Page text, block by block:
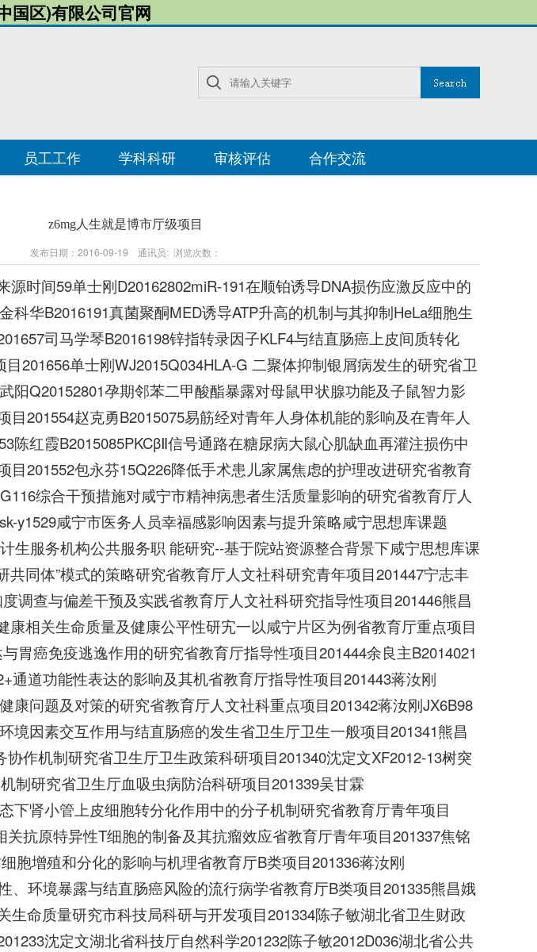
国区)有限公司官网
员工工作 学科科研 审核评估 合作交流
z6mg人生就是博市厅级项目
发布日期：2016-09-19 通讯员: 浏览次数：
源时间59单士刚D20162802miR-191在顺铂诱导DNA损伤应激反应中的
科华B2016191真菌聚酮MED诱导ATP升高的机制与其抑制HeLa细胞生
司马学琴B2016198锌指转录因子KLF4与结直肠癌上皮间质转化
201656单士刚WJ2015Q034HLA-G 二聚体抑制银屑病发生的研究省卫
阳Q20152801孕期邻苯二甲酸酯暴露对母鼠甲状腺功能及子鼠智力影
201554赵克勇B2015075易筋经对青年人身体机能的影响及在青年人
陈红霞B2015085PKCβⅡ信号通路在糖尿病大鼠心肌缺血再灌注损伤中
目201552包永芬15Q226降低手术患儿家属焦虑的护理改进研究省教育
综合干预措施对咸宁市精神病患者生活质量影响的研究省教育厅人
y1529咸宁市医务人员幸福感影响因素与提升策略咸宁思想库课题
生服务机构公共服务职 能研究--基于院站资源整合背景下咸宁思想库课
共同体”模式的策略研究省教育厅人文社科研究青年项目201447宁志丰
调查与偏差干预及实践省教育厅人文社科研究指导性项目201446熊昌
康相关生命质量及健康公平性研宄一以咸宁片区为例省教育厅重点项目
胃癌免疫逃逸作用的研究省教育厅指导性项目201444余良主B2014021
通道功能性表达的影响及其机省教育厅指导性项目201443蒋汝刚
康问题及对策的研究省教育厅人文社科重点项目201342蒋汝刚JX6B98
境因素交互作用与结直肠癌的发生省卫生厅卫生一般项目201341熊昌
作机制研究省卫生厅卫生政策科研项目201340沈定文XF2012-13树突
制研究省卫生厅血吸虫病防治科研项目201339吴甘霖
下肾小管上皮细胞转分化作用中的分子机制研究省教育厅青年项目
关抗原特异性T细胞的制备及其抗瘤效应省教育厅青年项目201337焦铭
胞增殖和分化的影响与机理省教育厅B类项目201336蒋汝刚
、环境暴露与结直肠癌风险的流行病学省教育厅B类项目201335熊昌娥
生命质量研究市科技局科研与开发项目201334陈子敏湖北省卫生财政
沈定文湖北省科技厅自然科学201232陈子敏2012D036湖北省公共